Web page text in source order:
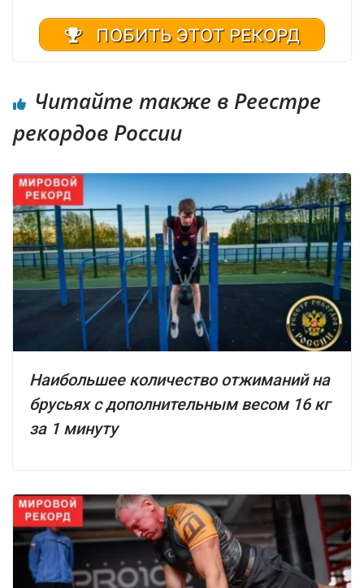
ПОБИТЬ ЭТОТ РЕКОРД
Читайте также в Реестре
рекордов России
Наибольшее количество отжиманий на
брусьях с дополнительным весом 16 кг
за 1 минуту